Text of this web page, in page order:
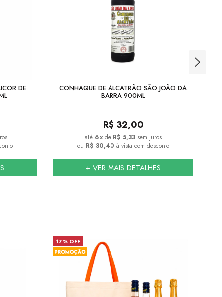
DE CONHAQUE DE ALCATRÃO SÃO JOÃO DA
BARRA 900ML
R$ 32,00
6x de R$ 5,33 sem juros
ou R$ 30,40 à vista com desconto
+ VER MAIS DETALHES
17% OFF